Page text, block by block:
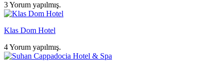
3 Yorum yapılmış.
Klas Dom Hotel
4 Yorum yapılmış.